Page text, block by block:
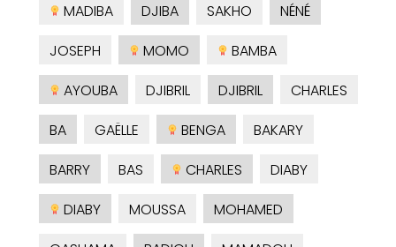
MADIBA
DJIBA SAKHO
NÉNÉ
JOSEPH
MOMO
BAMBA
AYOUBA
DJIBRIL DJIBRIL
CHARLES
BA
GAËLLE BENGA
BAKARY
BARRY
BAS CHARLES
DIABY
DIABY
MOUSSA
MOHAMED